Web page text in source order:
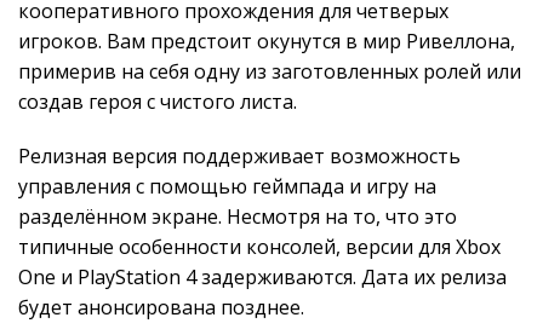
кооперативного прохождения для четверых
игроков. Вам предстоит окунутся в мир Ривеллона,
примерив на себя одну из заготовленных ролей или
создав героя с чистого листа.
Релизная версия поддерживает возможность
управления с помощью геймпада и игру на
разделённом экране. Несмотря на то, что это
типичные особенности консолей, версии для Xbox
One и PlayStation 4 задерживаются. Дата их релиза
будет анонсирована позднее.